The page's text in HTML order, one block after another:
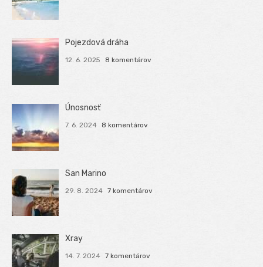
Pojezdová dráha
12. 6. 2025 8 komentárov
Únosnosť
7. 6. 2024 8 komentárov
San Marino
29. 8. 2024 7 komentárov
Xray
14. 7. 2024 7 komentárov